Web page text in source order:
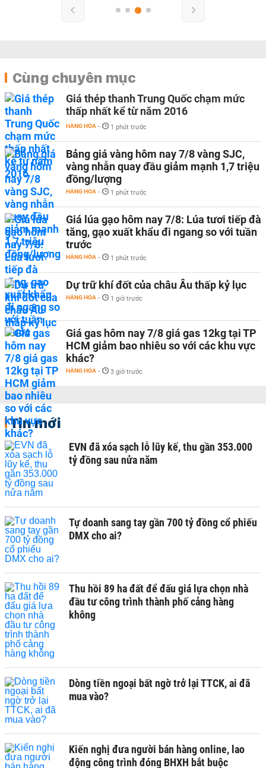
Cùng chuyên mục
Giá thép thanh Trung Quốc chạm mức
thấp nhất kể từ năm 2016
HÀNG HÓA - 1 phút trước
Bảng giá vàng hôm nay 7/8 vàng SJC,
vàng nhẫn quay đầu giảm mạnh 1,7 triệu
đồng/lượng
HÀNG HÓA - 1 phút trước
Giá lúa gạo hôm nay 7/8: Lúa tươi tiếp đà
tăng, gạo xuất khẩu đi ngang so với tuần
trước
HÀNG HÓA - 1 phút trước
Dự trữ khí đốt của châu Âu thấp kỷ lục
HÀNG HÓA - 1 giờ trước
Giá gas hôm nay 7/8 giá gas 12kg tại TP
HCM giảm bao nhiêu so với các khu vực
khác?
HÀNG HÓA - 3 giờ trước
Tin mới
EVN đã xóa sạch lỗ lũy kế, thu gần 353.000
tỷ đồng sau nửa năm
Tự doanh sang tay gần 700 tỷ đồng cổ phiếu
DMX cho ai?
Thu hồi 89 ha đất để đấu giá lựa chọn nhà
đầu tư công trình thành phố cảng hàng
không
Dòng tiền ngoại bất ngờ trở lại TTCK, ai đã
mua vào?
Kiến nghị đưa người bán hàng online, lao
động công trình đóng BHXH bắt buộc